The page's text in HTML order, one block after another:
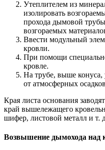
Утеплителем из
изолировать
прохода дымовой
возгораемых
Ввести модульный
кровли.
При помощи
кровле.
На трубе, выше конуса,
от атмосферных
Края листа основания
край вышележащего
шифер, листовой металл и т.
Возвышение дымохода над